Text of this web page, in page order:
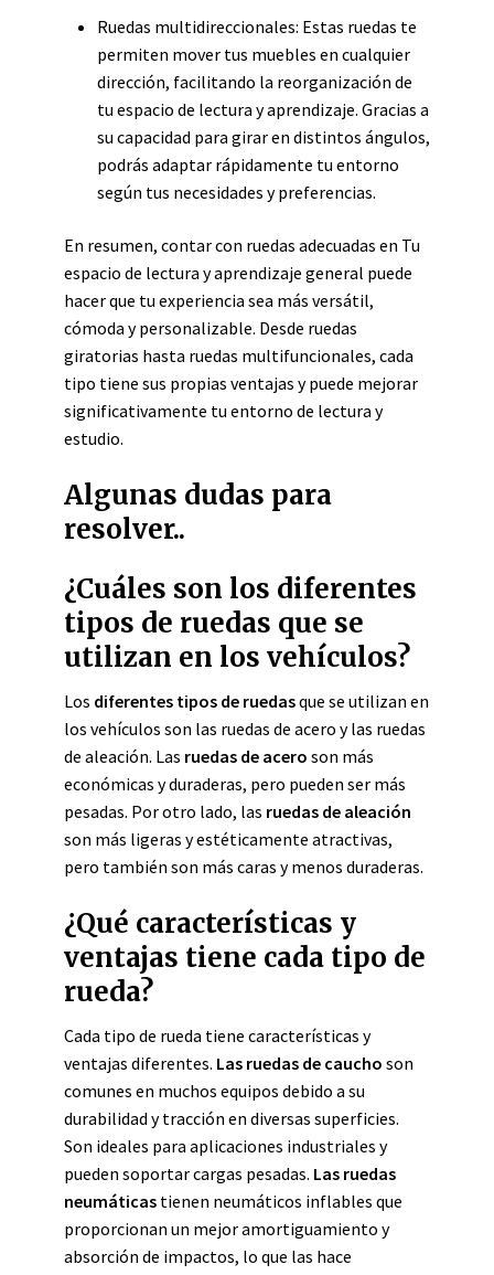
Ruedas multidireccionales: Estas ruedas te
permiten mover tus muebles en cualquier
dirección, facilitando la reorganización de
tu espacio de lectura y aprendizaje. Gracias a
su capacidad para girar en distintos ángulos,
podrás adaptar rápidamente tu entorno
según tus necesidades y preferencias.
En resumen, contar con ruedas adecuadas en Tu
espacio de lectura y aprendizaje general puede
hacer que tu experiencia sea más versátil,
cómoda y personalizable. Desde ruedas
giratorias hasta ruedas multifuncionales, cada
tipo tiene sus propias ventajas y puede mejorar
significativamente tu entorno de lectura y
estudio.
Algunas dudas para
resolver..
¿Cuáles son los diferentes
tipos de ruedas que se
utilizan en los vehículos?
Los diferentes tipos de ruedasque se utilizan en
los vehículos son las ruedas de acero y las ruedas
de aleación. Las ruedas de acero son más
económicas y duraderas, pero pueden ser más
pesadas. Por otro lado, las ruedas de aleación
son más ligeras y estéticamente atractivas,
pero también son más caras y menos duraderas.
¿Qué características y
ventajas tiene cada tipo de
rueda?
Cada tipo de rueda tiene características y
ventajas diferentes. Las ruedas de caucho son
comunes en muchos equipos debido a su
durabilidad y tracción en diversas superficies.
Son ideales para aplicaciones industriales y
pueden soportar cargas pesadas. Las ruedas
neumáticas tienen neumáticos inflables que
proporcionan un mejor amortiguamiento y
absorción de impactos, lo que las hace